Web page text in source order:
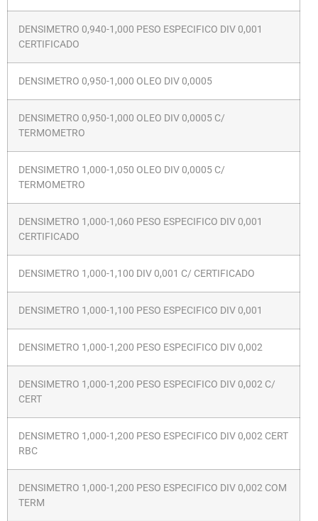
DENSIMETRO 0,940-1,000 PESO ESPECIFICO DIV 0,001
CERTIFICADO
DENSIMETRO 0,950-1,000 OLEO DIV 0,0005
DENSIMETRO 0,950-1,000 OLEO DIV 0,0005 C/
TERMOMETRO
DENSIMETRO 1,000-1,050 OLEO DIV 0,0005 C/
TERMOMETRO
DENSIMETRO 1,000-1,060 PESO ESPECIFICO DIV 0,001
CERTIFICADO
DENSIMETRO 1,000-1,100 DIV 0,001 C/ CERTIFICADO
DENSIMETRO 1,000-1,100 PESO ESPECIFICO DIV 0,001
DENSIMETRO 1,000-1,200 PESO ESPECIFICO DIV 0,002
DENSIMETRO 1,000-1,200 PESO ESPECIFICO DIV 0,002 C/
CERT
DENSIMETRO 1,000-1,200 PESO ESPECIFICO DIV 0,002 CERT
RBC
DENSIMETRO 1,000-1,200 PESO ESPECIFICO DIV 0,002 COM
TERM